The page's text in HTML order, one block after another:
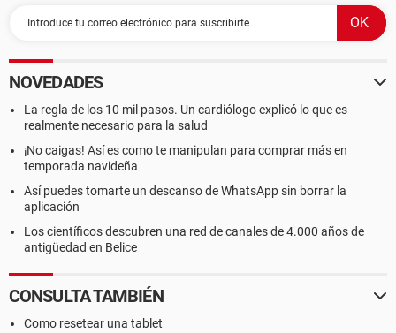
NOVEDADES
La regla de los 10 mil pasos. Un cardiólogo explicó lo que es
realmente necesario para la salud
¡No caigas! Así es como te manipulan para comprar más en
temporada navideña
Así puedes tomarte un descanso de WhatsApp sin borrar la
aplicación
Los científicos descubren una red de canales de 4.000 años de
antigüedad en Belice
CONSULTA TAMBIÉN
Como resetear una tablet